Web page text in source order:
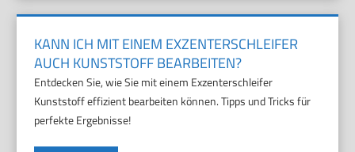
KANN ICH MIT EINEM EXZENTERSCHLEIFER
AUCH KUNSTSTOFF BEARBEITEN?
Entdecken Sie, wie Sie mit einem Exzenterschleifer
Kunststoff effizient bearbeiten können. Tipps und Tricks für
perfekte Ergebnisse!